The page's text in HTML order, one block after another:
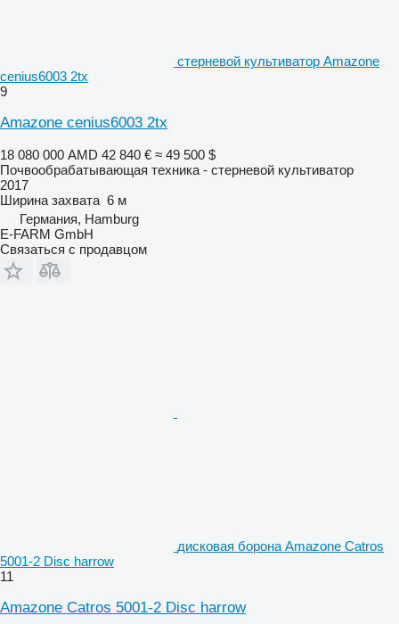
стерневой культиватор Amazone
cenius6003 2tx
9
Amazone cenius6003 2tx
18 080 000 AMD 42 840 € ≈ 49 500 $
Почвообрабатывающая техника - стерневой культиватор
2017
Ширина захвата 6 м
Германия, Hamburg
E-FARM GmbH
Связаться с продавцом
дисковая борона Amazone Catros
5001-2 Disc harrow
11
Amazone Catros 5001-2 Disc harrow